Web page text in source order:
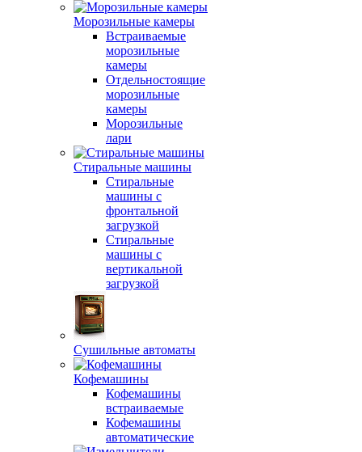
Морозильные камеры
Встраиваемые
морозильные
камеры
Отдельностоящие
морозильные
камеры
Морозильные
лари
Стиральные машины
Стиральные
машины с
фронтальной
загрузкой
Стиральные
машины с
вертикальной
загрузкой
Сушильные автоматы
Кофемашины
Кофемашины
встраиваемые
Кофемашины
автоматические